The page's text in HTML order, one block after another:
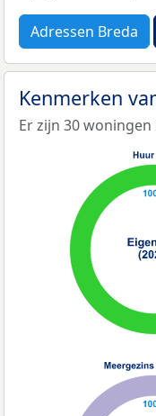
Adressen Breda
Kenmerken
Er zijn 30